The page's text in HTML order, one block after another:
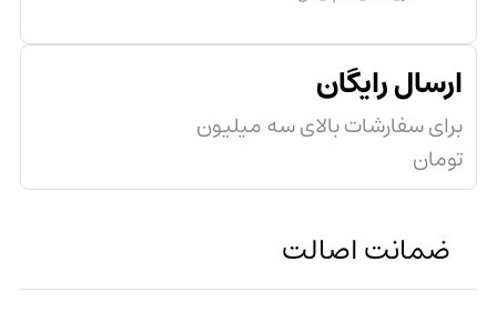
ارسال رایگان
برای سفارشات بالای سه میلیون
تومان
ضمانت اصالت